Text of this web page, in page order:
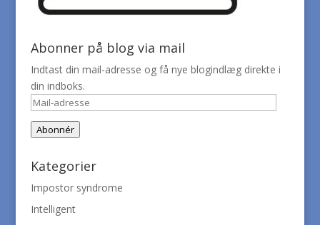
Abonner på blog via mail
Indtast din mail-adresse og få nye blogindlæg direkte i
din indboks.
Mail-
adresse
Abonnér
Kategorier
Impostor syndrome
Intelligent